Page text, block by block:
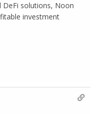
DeFi solutions, Noon
investment